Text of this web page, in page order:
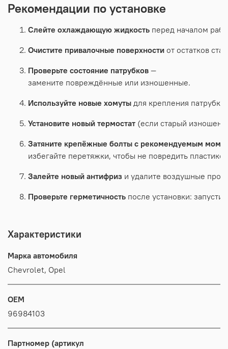
Рекомендации по установке
Слейте охлаждающую жидкость перед началом
Очистите привалочные поверхности от остатков
Проверьте состояние патрубков —
замените повреждённые или изношенные.
Используйте новые хомуты для крепления
Установите новый термостат (если старый изношен).
Затяните крепёжные болты с рекомендуемым
избегайте перетяжки, чтобы не повредить
Залейте новый антифриз и удалите воздушные
Проверьте герметичность после установки:
Характеристики
Марка автомобиля
Chevrolet, Opel
OEM
96984103
Партномер (артикул